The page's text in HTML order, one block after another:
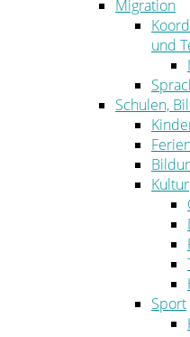
Migration
und
Schulen,
Kultur
Sport